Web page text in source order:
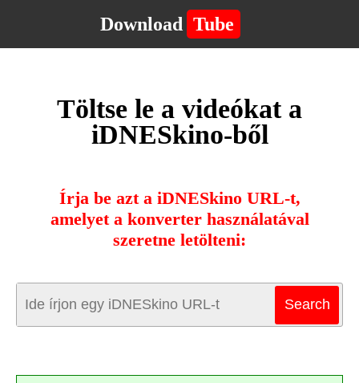
Download Tube
Töltse le a videókat a
iDNESkino-ből
Írja be azt a iDNESkino URL-t,
amelyet a konverter használatával
szeretne letölteni: